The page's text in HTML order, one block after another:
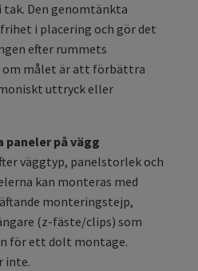
Den genomtänkta
i placering och gör det
efter rummets
målet är att förbättra
uttryck eller
paneler på vägg
väggtyp, panelstorlek och
kan monteras med
monteringstejp,
(z-fäste/clips) som
för ett dolt montage.
inte.